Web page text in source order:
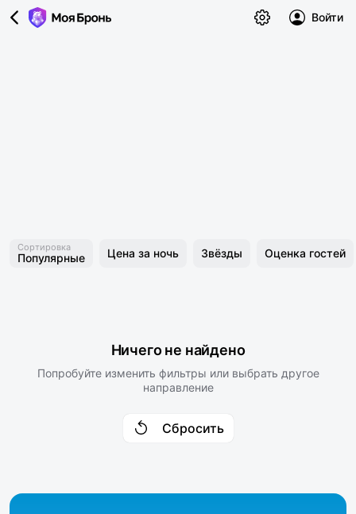
Войти
Сортировка
Популярные Цена за ночь Звёзды Оценка гостей
Ничего не найдено
Попробуйте изменить фильтры или выбрать другое
направление
Сбросить